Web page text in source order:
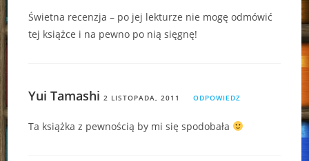
Świetna recenzja – po jej lekturze nie mogę odmówić
tej książce i na pewno po nią sięgnę!
Yui Tamashi 2 LISTOPADA, 2011 ODPOWIEDZ
Ta książka z pewnością by mi się spodobała